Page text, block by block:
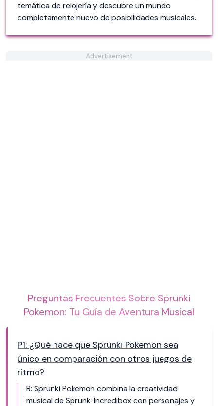
temática de relojería y descubre un mundo
completamente nuevo de posibilidades musicales.
Advertisement
Preguntas Frecuentes Sobre Sprunki
Pokemon: Tu Guía de Aventura Musical
P1: ¿Qué hace que Sprunki Pokemon sea
único en comparación con otros juegos de
ritmo?
R: Sprunki Pokemon combina la creatividad
musical de Sprunki Incredibox con personajes y